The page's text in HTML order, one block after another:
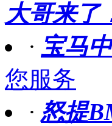
大哥来了
· 宝马
您服务
· 怒提